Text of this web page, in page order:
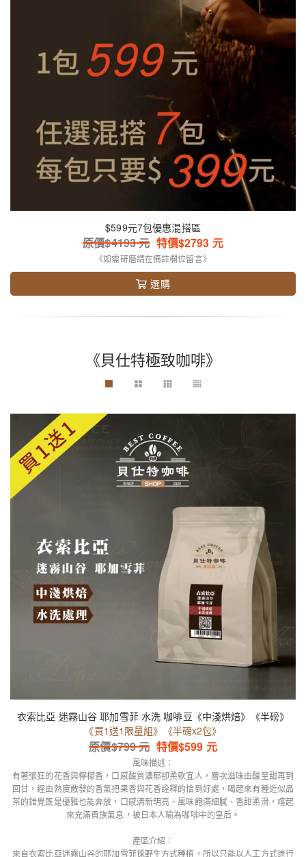
$599元7包優惠混搭區
原價$4193元 特價$2793 元
《如需研磨請在備註欄位留言》
選購
《貝仕特極致咖啡》
衣索比亞 迷霧山谷 耶加雪菲 水洗 咖啡豆《中淺烘焙》《半磅》
《買1送1限量組》《半磅x2包》
原價$799元 特價$599 元
風味描述：
有著張狂的花香與檸檬香，口感酸質濃郁卻柔軟宜人，層次滋味由酸至甜再到
回甘，經由熱度散發的香氣把果香與花香詮釋的恰到好處，喝起來有種近似品
茶的錯覺既是優雅也能奔放，口感清新明亮、風味飽滿細膩、香甜柔滑，嚐起
來充滿貴族氣息，被日本人喻為咖啡中的皇后。
產區介紹：
來自衣索比亞迷霧山谷的耶加雪菲採野生方式種植，所以只能以人工方式進行